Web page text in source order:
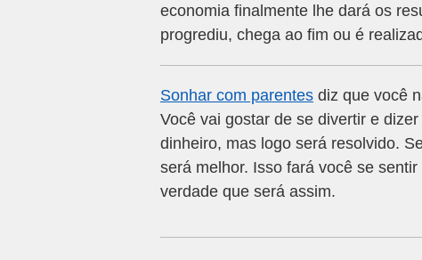
economia finalmente lhe dará os
progrediu, chega ao fim ou é
Sonhar com parentes diz que você
Você vai gostar de se divertir e
dinheiro, mas logo será resolvido.
será melhor. Isso fará você se
verdade que será assim.